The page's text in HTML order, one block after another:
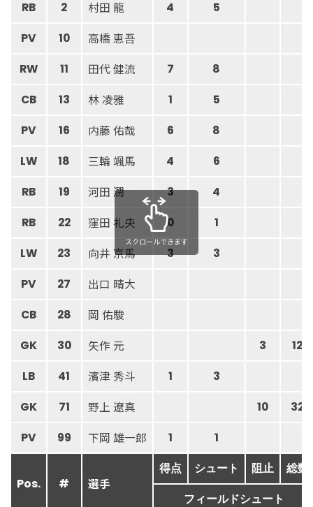
RB 2 村田 龍 4 5
PV 10 高橋 恵吾
RW 11 田代 健流 7 8
CB 13 林 凌雅 1 5
PV 16 内藤 佑哉 6 8
LW 18 三輪 颯馬 4 6
RB 19 河田 潤 3 4
RB 22 窪田 礼央 0 1
LW 23 向井 京馬 3 3
PV 27 出口 晴大
CB 28 岡 佑駿
GK 30 矢作 元 3 12
LB 41 濱津 秀斗 1 3
GK 71 野上 遼真 10 32
PV 99 下岡 雄一郎 1 1
Pos. # 選手
得点 シュート 阻止 総数
フィールドシュート
スクロールできます